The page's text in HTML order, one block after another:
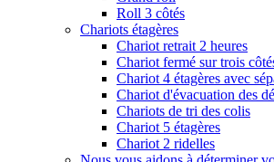
Roll 3 côtés
Chariots étagères
Chariot retrait 2 heures
Chariot fermé sur trois
Chariot 4 étagères avec
Chariot d'évacuation des
Chariots de tri des colis
Chariot 5 étagères
Chariot 2 ridelles